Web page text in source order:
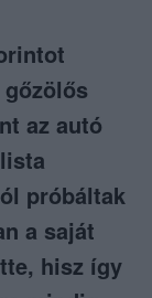
az autó
próbáltak
a saját
hisz így